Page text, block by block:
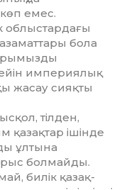
емес.
облыстардағы
азамат­тары бола
империя­лық
жасау сияқты
тілден,
қазақтар ішінде
ұл­тына
болмайды.
билік қазақ­